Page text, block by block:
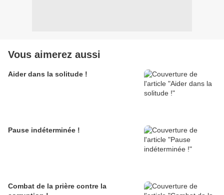
Vous aimerez aussi
Aider dans la solitude !
Pause indéterminée !
Combat de la prière contre la